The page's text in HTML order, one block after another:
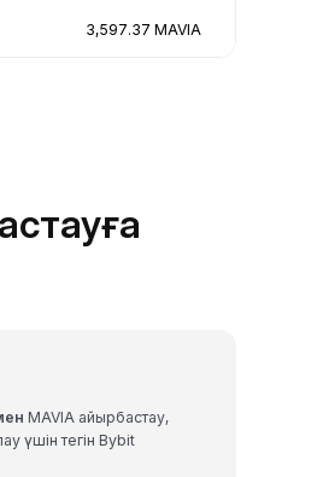
3,597.37 MAVIA
MAVIA айырбастау,
үшін тегін Bybit